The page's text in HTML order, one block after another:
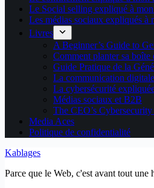
Le Social selling expliqué à
Les médias sociaux expliqués à
Livres
A Beginner’s Guide to
Comment planter sa boîte
Guide Pratique de la
La communication
La cybersécurité
Médias sociaux et B2B
The CEO’s
Media Aces
Politique de confidentialité
Kablages
Parce que le Web, c'est avant tout une